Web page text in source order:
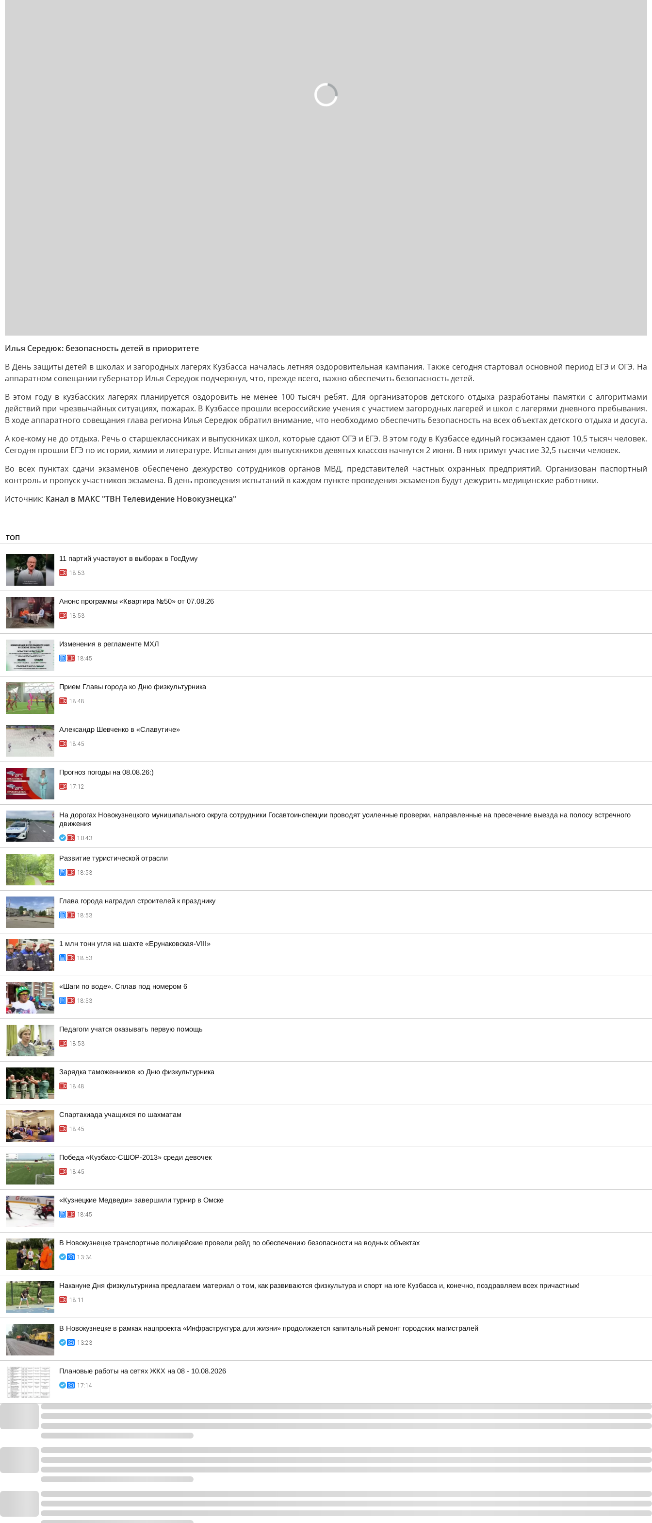
Илья Середюк: безопасность детей в приоритете
В День защиты детей в школах и загородных лагерях Кузбасса началась летняя оздоровительная кампания. Также сегодня стартовал основной период ЕГЭ и ОГЭ. На
аппаратном совещании губернатор Илья Середюк подчеркнул, что, прежде всего, важно обеспечить безопасность детей.
В этом году в кузбасских лагерях планируется оздоровить не менее 100 тысяч ребят. Для организаторов детского отдыха разработаны памятки с алгоритмами
действий при чрезвычайных ситуациях, пожарах. В Кузбассе прошли всероссийские учения с участием загородных лагерей и школ с лагерями дневного пребывания.
В ходе аппаратного совещания глава региона Илья Середюк обратил внимание, что необходимо обеспечить безопасность на всех объектах детского отдыха и досуга.
А кое-кому не до отдыха. Речь о старшеклассниках и выпускниках школ, которые сдают ОГЭ и ЕГЭ. В этом году в Кузбассе единый госэкзамен сдают 10,5 тысяч человек.
Сегодня прошли ЕГЭ по истории, химии и литературе. Испытания для выпускников девятых классов начнутся 2 июня. В них примут участие 32,5 тысячи человек.
Во всех пунктах сдачи экзаменов обеспечено дежурство сотрудников органов МВД, представителей частных охранных предприятий. Организован паспортный
контроль и пропуск участников экзамена. В день проведения испытаний в каждом пункте проведения экзаменов будут дежурить медицинские работники.
Источник: Канал в МАКС "ТВН Телевидение Новокузнецка"
ТОП
11 партий участвуют в выборах в ГосДуму
18:53
Анонс программы «Квартира №50» от 07.08.26
18:53
Изменения в регламенте МХЛ
18:45
Прием Главы города ко Дню физкультурника
18:48
Александр Шевченко в «Славутиче»
18:45
Прогноз погоды на 08.08.26:)
17:12
На дорогах Новокузнецкого муниципального округа сотрудники Госавтоинспекции проводят усиленные проверки, направленные на пресечение выезда на полосу встречного
движения
10:43
Развитие туристической отрасли
18:53
Глава города наградил строителей к празднику
18:53
1 млн тонн угля на шахте «Ерунаковская-VIII»
18:53
«Шаги по воде». Сплав под номером 6
18:53
Педагоги учатся оказывать первую помощь
18:53
Зарядка таможенников ко Дню физкультурника
18:48
Спартакиада учащихся по шахматам
18:45
Победа «Кузбасс-СШОР-2013» среди девочек
18:45
«Кузнецкие Медведи» завершили турнир в Омске
18:45
В Новокузнецке транспортные полицейские провели рейд по обеспечению безопасности на водных объектах
13:34
Накануне Дня физкультурника предлагаем материал о том, как развиваются физкультура и спорт на юге Кузбасса и, конечно, поздравляем всех причастных!
18:11
В Новокузнецке в рамках нацпроекта «Инфраструктура для жизни» продолжается капитальный ремонт городских магистралей
13:23
Плановые работы на сетях ЖКХ на 08 - 10.08.2026
17:14